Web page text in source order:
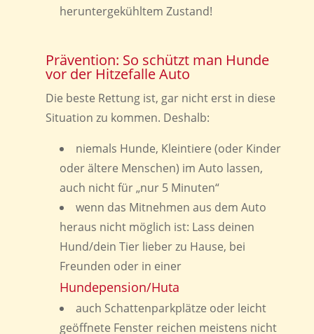
heruntergekühltem Zustand!
Prävention: So schützt man Hunde
vor der Hitzefalle Auto
Die beste Rettung ist, gar nicht erst in diese
Situation zu kommen. Deshalb:
niemals Hunde, Kleintiere (oder Kinder
oder ältere Menschen) im Auto lassen,
auch nicht für „nur 5 Minuten“
wenn das Mitnehmen aus dem Auto
heraus nicht möglich ist: Lass deinen
Hund/dein Tier lieber zu Hause, bei
Freunden oder in einer
Hundepension/Huta
auch Schattenparkplätze oder leicht
geöffnete Fenster reichen meistens nicht